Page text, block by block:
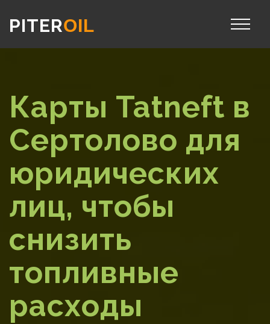
PITEROIL
Карты Tatneft в
Сертолово для
юридических
лиц, чтобы
снизить
топливные
расходы